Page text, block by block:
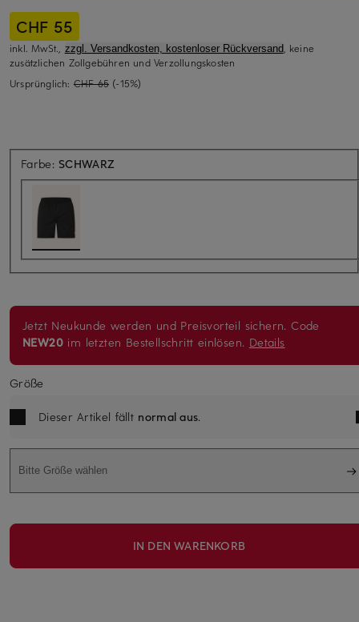
CHF 55
inkl. MwSt., zzgl. Versandkosten, kostenloser Rückversand, keine
zusätzlichen Zollgebühren und Verzollungskosten
Ursprünglich: CHF 65 (-15%)
Farbe: SCHWARZ
Jetzt Neukunde werden und Preisvorteil sichern. Code
NEW20 im letzten Bestellschritt einlösen. Details
Größe
Dieser Artikel fällt normal aus.
Bitte Größe wählen
IN DEN WARENKORB